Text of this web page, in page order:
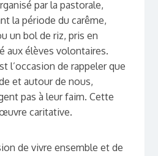
par la pastorale,
la période du carême,
un bol de riz, pris en
aux élèves volontaires.
l’occasion de rappeler que
et autour de nous,
pas à leur faim. Cette
caritative.
de vivre ensemble et de